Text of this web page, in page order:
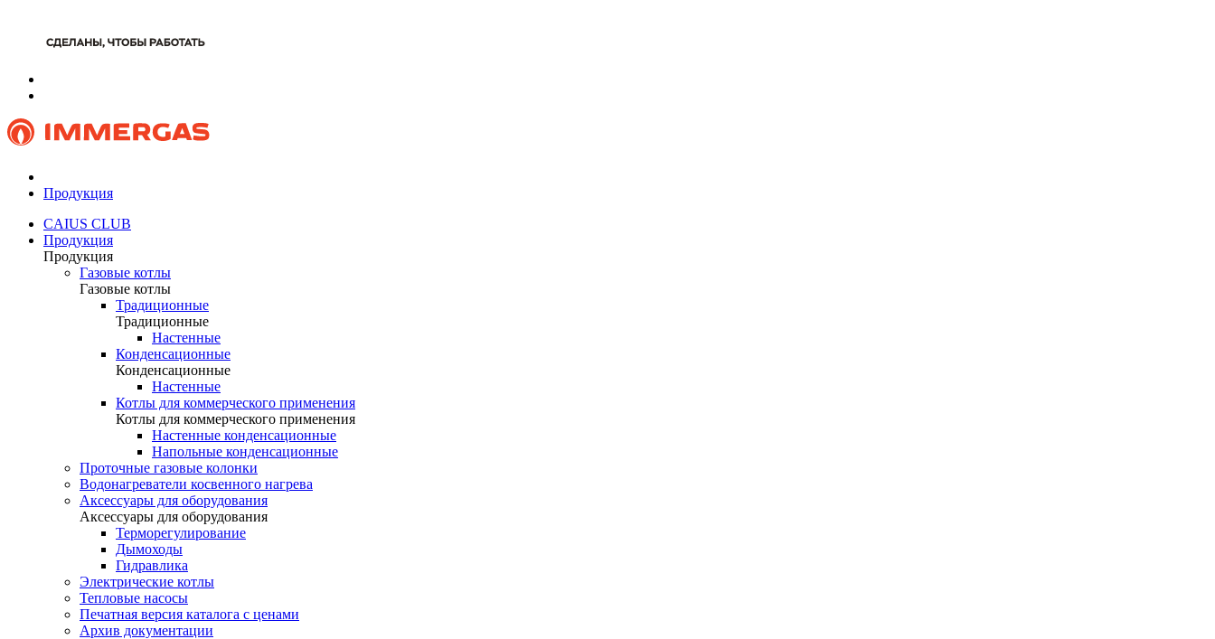
Продукция
CAIUS CLUB
Продукция
Продукция
Газовые котлы
Газовые котлы
Традиционные
Традиционные
Настенные
Конденсационные
Конденсационные
Настенные
Котлы для коммерческого применения
Котлы для коммерческого применения
Настенные конденсационные
Напольные конденсационные
Проточные газовые колонки
Водонагреватели косвенного нагрева
Аксессуары для оборудования
Аксессуары для оборудования
Терморегулирование
Дымоходы
Гидравлика
Электрические котлы
Тепловые насосы
Печатная версия каталога с ценами
Архив документации